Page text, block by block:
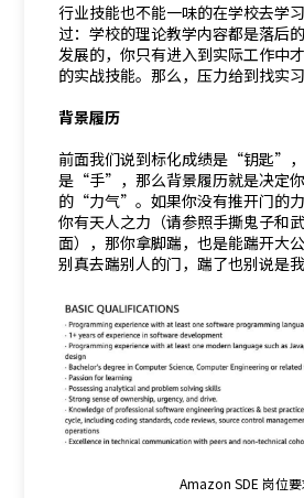
行业技能也不能一味的在学校去学
过：学校的理论教学内容都是落后
发展的，你只有进入到实际工作中
的实战技能。那么，压力给到找实习
背景履历
前面我们说到标化成绩是“钥匙”
是“手”，那么背景履历就是决定
的“力气”。如果你没有推开门的
你有天人之力（请参照手撕鬼子和
面），那你拿脚踹，也是能踹开大公
别真去踹别人的门，踹了也别说是
Amazon SDE 岗位要